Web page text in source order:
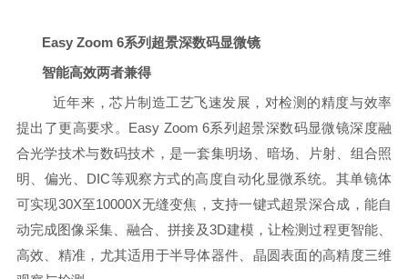
Easy Zoom 6系列超景深数码显微镜
智能高效两者兼得
近年来，芯片制造工艺飞速发展，对检测的精度与效率
提出了更高要求。Easy Zoom 6系列超景深数码显微镜深度融
合光学技术与数码技术，是一套集明场、暗场、片射、组合照
明、偏光、DIC等观察方式的高度自动化显微系统。其单镜体
可实现30X至10000X无缝变焦，支持一键式超景深合成，能自
动完成图像采集、融合、拼接及3D建模，让检测过程更智能、
高效、精准，尤其适用于半导体器件、晶圆表面的高精度三维